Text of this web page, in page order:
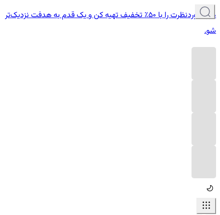
دوره موردنظرت را با ۵۰٪ تخفیف تهیه کن و یک قدم به هدفت نزدیک‌تر
شو.